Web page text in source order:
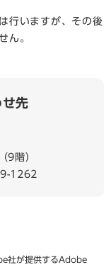
行いますが、その後
ん。
先
9階）
1262
社が提供するAdobe